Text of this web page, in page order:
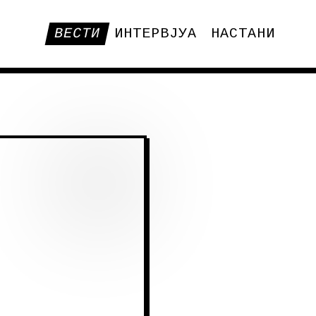
ВЕСТИ ИНТЕРВЈУА НАСТАНИ